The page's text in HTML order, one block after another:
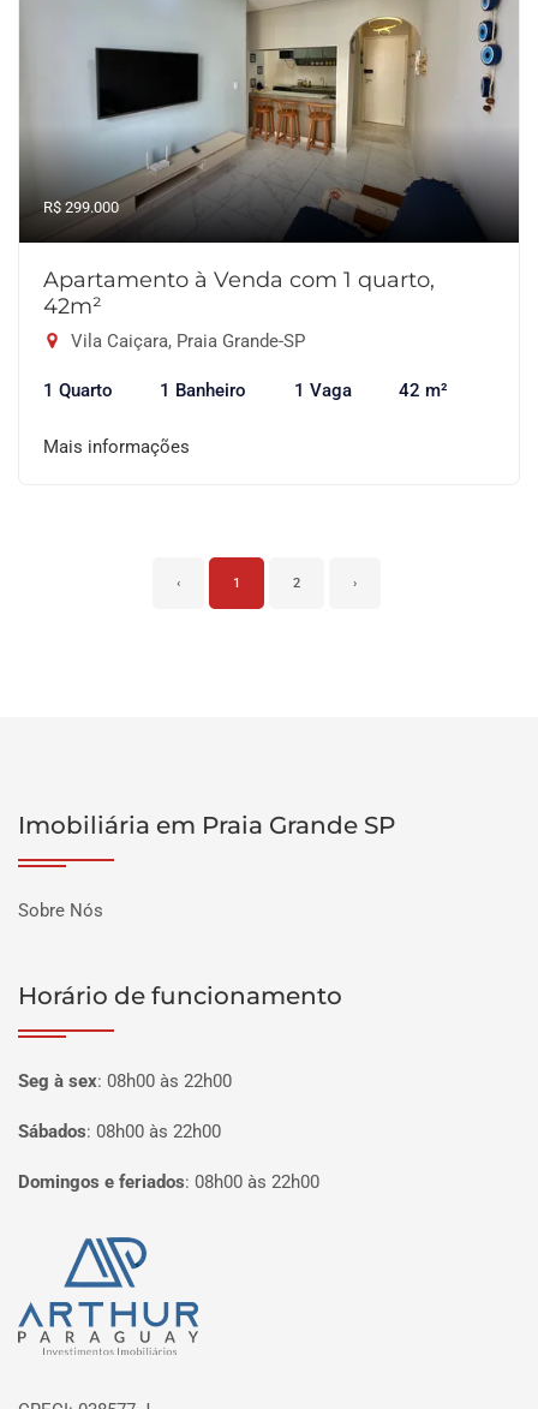
R$ 299.000
Apartamento à Venda com 1 quarto,
42m²
Vila Caiçara, Praia Grande-SP
1 Quarto 1 Banheiro 1 Vaga 42 m²
Mais informações
‹ 1 2 ›
Imobiliária em Praia Grande SP
Sobre Nós
Horário de funcionamento
Seg à sex: 08h00 às 22h00
Sábados: 08h00 às 22h00
Domingos e feriados: 08h00 às 22h00
Página inicial